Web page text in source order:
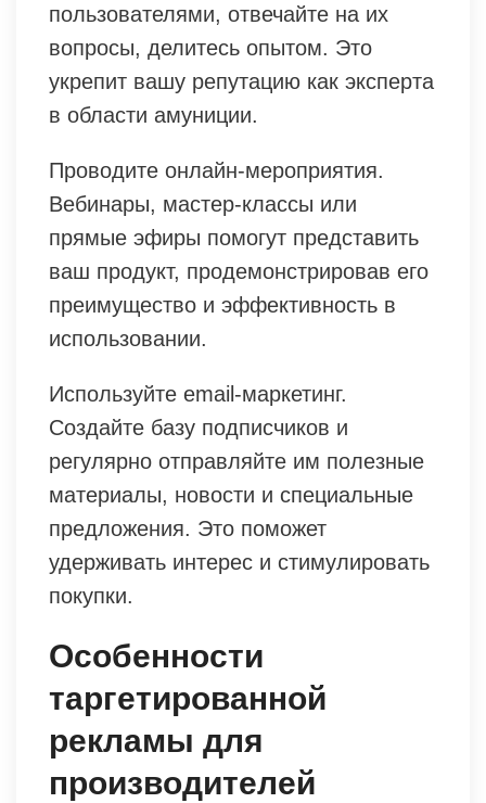
пользователями, отвечайте на их
вопросы, делитесь опытом. Это
укрепит вашу репутацию как эксперта
в области амуниции.
Проводите онлайн-мероприятия.
Вебинары, мастер-классы или
прямые эфиры помогут представить
ваш продукт, продемонстрировав его
преимущество и эффективность в
использовании.
Используйте email-маркетинг.
Создайте базу подписчиков и
регулярно отправляйте им полезные
материалы, новости и специальные
предложения. Это поможет
удерживать интерес и стимулировать
покупки.
Особенности
таргетированной
рекламы для
производителей